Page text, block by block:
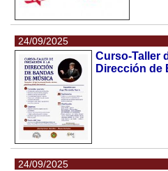
24/09/2025
Curso-Taller
Dirección de
24/09/2025